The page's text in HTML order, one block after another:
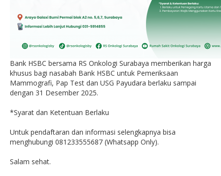
Bank HSBC bersama RS Onkologi Surabaya memberikan harga
khusus bagi nasabah Bank HSBC untuk Pemeriksaan
Mammografi, Pap Test dan USG Payudara berlaku sampai
dengan 31 Desember 2025.
*Syarat dan Ketentuan Berlaku
Untuk pendaftaran dan informasi selengkapnya bisa
menghubungi 081233555687 (Whatsapp Only).
Salam sehat.